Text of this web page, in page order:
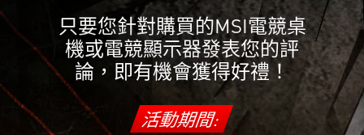
只要您針對購買的MSI電競桌
機或電競顯示器發表您的評
論，即有機會獲得好禮！
活動期間: